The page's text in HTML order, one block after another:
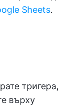
Sheets.
тригера,
върху